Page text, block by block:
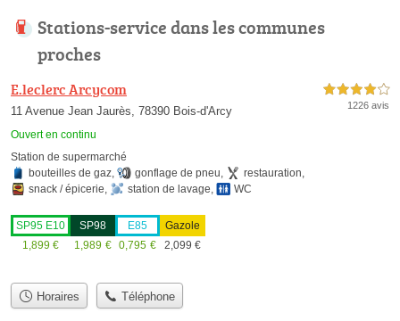
Stations-service dans les communes
proches
E.leclerc Arcycom
11 Avenue Jean Jaurès, 78390 Bois-d'Arcy
Ouvert en continu
4,0 étoiles sur 5
1226 avis
Station de supermarché
bouteilles de gaz, gonflage de pneu, restauration,
snack / épicerie, station de lavage, WC
SP95 E10
1,899 €
SP98
1,989 €
E85
0,795 €
Gazole
2,099 €
Horaires Téléphone